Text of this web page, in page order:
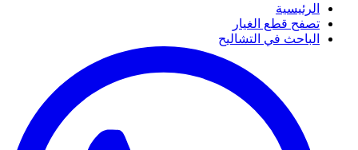
الرئيسية
تصفح قطع الغيار
الباحث في التشاليح